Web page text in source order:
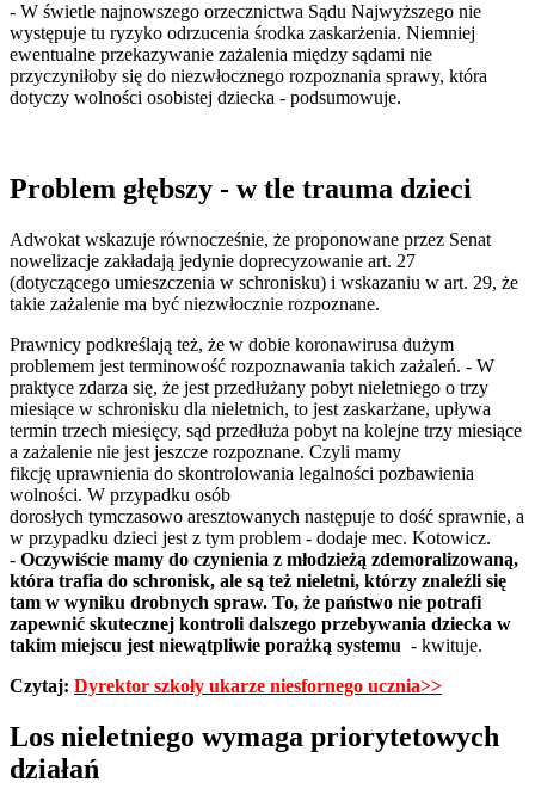
- W świetle najnowszego orzecznictwa Sądu Najwyższego nie
występuje tu ryzyko odrzucenia środka zaskarżenia. Niemniej
ewentualne przekazywanie zażalenia między sądami nie
przyczyniłoby się do niezwłocznego rozpoznania sprawy, która
dotyczy wolności osobistej dziecka - podsumowuje.
Problem głębszy - w tle trauma dzieci
Adwokat wskazuje równocześnie, że proponowane przez Senat
nowelizacje zakładają jedynie doprecyzowanie art. 27
(dotyczącego umieszczenia w schronisku) i wskazaniu w art. 29, że
takie zażalenie ma być niezwłocznie rozpoznane.
Prawnicy podkreślają też, że w dobie koronawirusa dużym
problemem jest terminowość rozpoznawania takich zażaleń. - W
praktyce zdarza się, że jest przedłużany pobyt nieletniego o trzy
miesiące w schronisku dla nieletnich, to jest zaskarżane, upływa
termin trzech miesięcy, sąd przedłuża pobyt na kolejne trzy miesiące
a zażalenie nie jest jeszcze rozpoznane. Czyli mamy
fikcję uprawnienia do skontrolowania legalności pozbawienia
wolności. W przypadku osób
dorosłych tymczasowo aresztowanych następuje to dość sprawnie, a
w przypadku dzieci jest z tym problem - dodaje mec. Kotowicz.
- Oczywiście mamy do czynienia z młodzieżą zdemoralizowaną,
która trafia do schronisk, ale są też nieletni, którzy znaleźli się
tam w wyniku drobnych spraw. To, że państwo nie potrafi
zapewnić skutecznej kontroli dalszego przebywania dziecka w
takim miejscu jest niewątpliwie porażką systemu - kwituje.
Czytaj: Dyrektor szkoły ukarze niesfornego ucznia>>
Los nieletniego wymaga priorytetowych
działań